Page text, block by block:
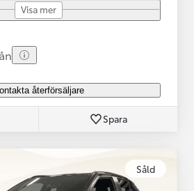
Visa mer
återförsäljare
Spara
Såld